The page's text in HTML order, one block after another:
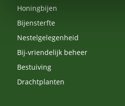
Honingbijen
Bijensterfte
Nestelgelegenheid
Bij-vriendelijk beheer
Bestuiving
Drachtplanten